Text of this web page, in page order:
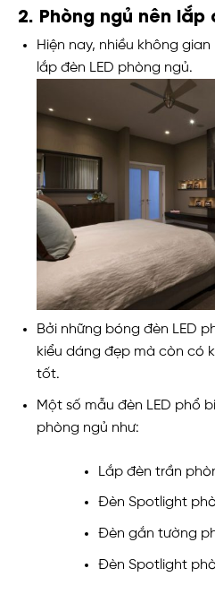
2. Phòng ngủ nên lắp
Hiện nay, nhiều không
lắp đèn LED phòng ngủ.
Bởi những bóng đèn LED
kiểu dáng đẹp mà còn có
tốt.
Một số mẫu đèn LED phổ
phòng ngủ như:
Lắp đèn trần
Đèn Spotlight
Đèn gắn tường
Đèn Spotlight